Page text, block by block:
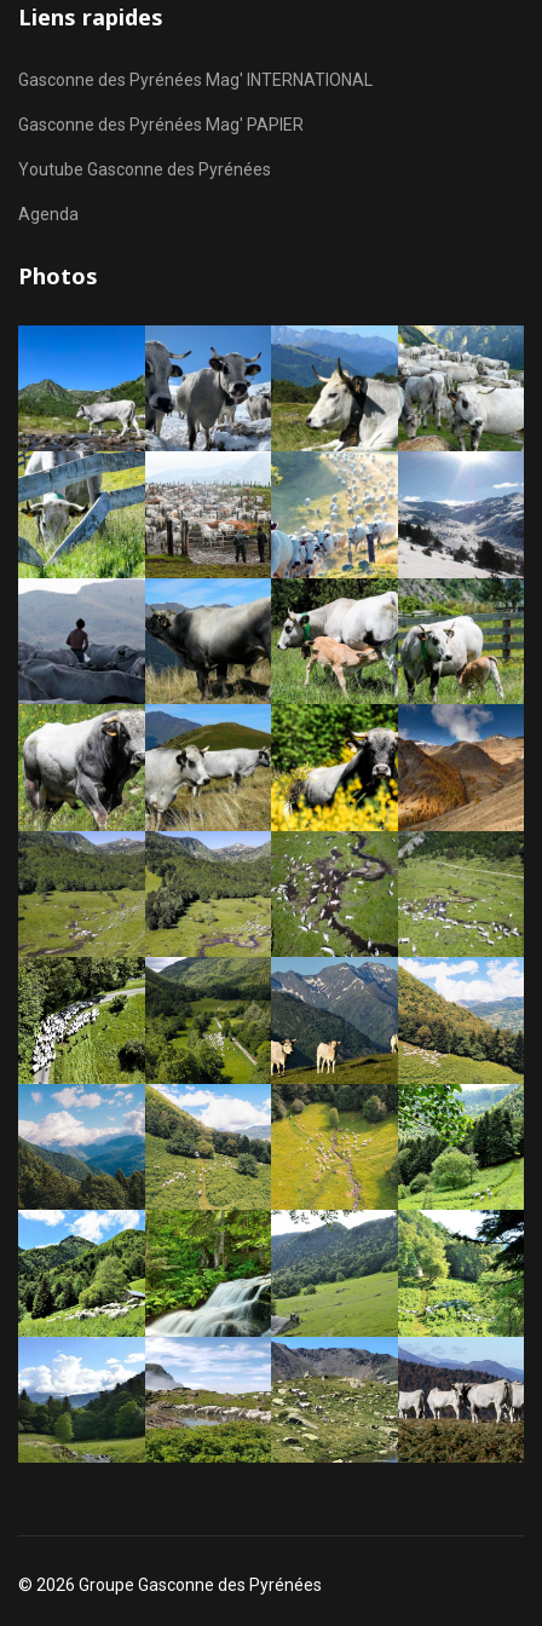
Liens rapides
Gasconne des Pyrénées Mag' INTERNATIONAL
Gasconne des Pyrénées Mag' PAPIER
Youtube Gasconne des Pyrénées
Agenda
Photos
© 2026 Groupe Gasconne des Pyrénées